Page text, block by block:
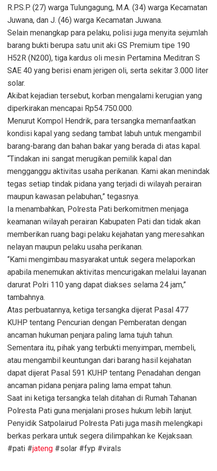
R.P.S.P. (27) warga Tulungagung, M.A. (34) warga Kecamatan
Juwana, dan J. (46) warga Kecamatan Juwana.
Selain menangkap para pelaku, polisi juga menyita sejumlah
barang bukti berupa satu unit aki GS Premium tipe 190
H52R (N200), tiga kardus oli mesin Pertamina Meditran S
SAE 40 yang berisi enam jerigen oli, serta sekitar 3.000 liter
solar.
Akibat kejadian tersebut, korban mengalami kerugian yang
diperkirakan mencapai Rp54.750.000.
Menurut Kompol Hendrik, para tersangka memanfaatkan
kondisi kapal yang sedang tambat labuh untuk mengambil
barang-barang dan bahan bakar yang berada di atas kapal.
“Tindakan ini sangat merugikan pemilik kapal dan
mengganggu aktivitas usaha perikanan. Kami akan menindak
tegas setiap tindak pidana yang terjadi di wilayah perairan
maupun kawasan pelabuhan,” tegasnya.
Ia menambahkan, Polresta Pati berkomitmen menjaga
keamanan wilayah perairan Kabupaten Pati dan tidak akan
memberikan ruang bagi pelaku kejahatan yang meresahkan
nelayan maupun pelaku usaha perikanan.
“Kami mengimbau masyarakat untuk segera melaporkan
apabila menemukan aktivitas mencurigakan melalui layanan
darurat Polri 110 yang dapat diakses selama 24 jam,”
tambahnya.
Atas perbuatannya, ketiga tersangka dijerat Pasal 477
KUHP tentang Pencurian dengan Pemberatan dengan
ancaman hukuman penjara paling lama tujuh tahun.
Sementara itu, pihak yang terbukti menyimpan, membeli,
atau mengambil keuntungan dari barang hasil kejahatan
dapat dijerat Pasal 591 KUHP tentang Penadahan dengan
ancaman pidana penjara paling lama empat tahun.
Saat ini ketiga tersangka telah ditahan di Rumah Tahanan
Polresta Pati guna menjalani proses hukum lebih lanjut.
Penyidik Satpolairud Polresta Pati juga masih melengkapi
berkas perkara untuk segera dilimpahkan ke Kejaksaan.
#pati #jateng #solar #fyp #virals